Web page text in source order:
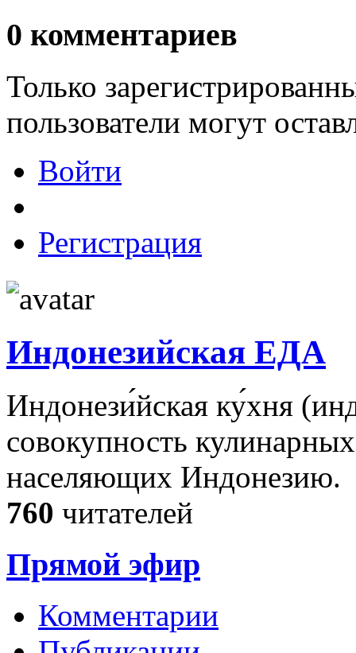
0 комментариев
Только
пользователи могут
Войти
Регистрация
Индонезийская ЕДА
Индонези́йская ку́хня
совокупность
населяющих Индонезию.
760 читателей
Прямой эфир
Комментарии